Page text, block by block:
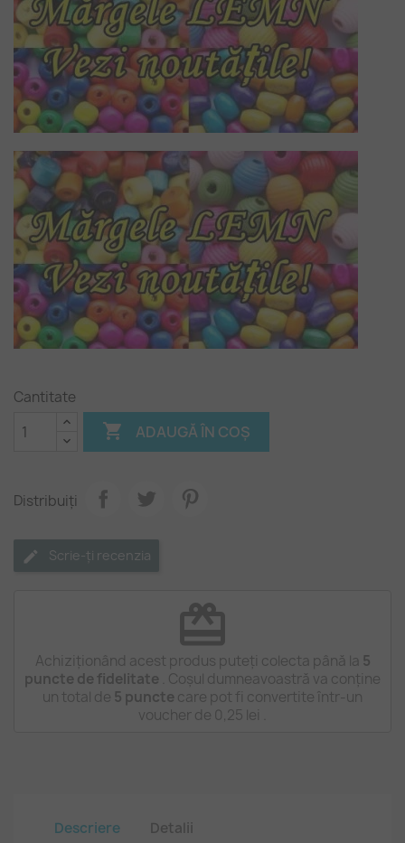
Cantitate
 ADAUGĂ ÎN COȘ
Distribuiți
Scrie-ți recenzia
redeem
Achiziționând acest produs puteți colecta până la 5
puncte de fidelitate . Coșul dumneavoastră va conține
un total de 5 puncte care pot fi convertite într-un
voucher de 0,25 lei
Descriere Detalii